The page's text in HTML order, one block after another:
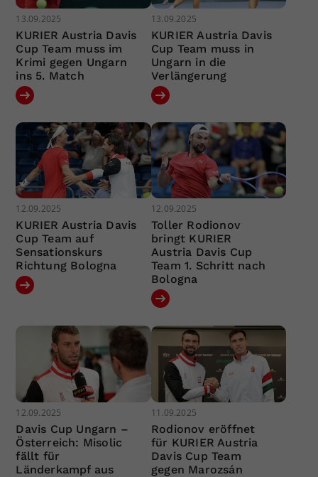
13.09.2025
KURIER Austria Davis
Cup Team muss im
Krimi gegen Ungarn
ins 5. Match
13.09.2025
KURIER Austria Davis
Cup Team muss in
Ungarn in die
Verlängerung
12.09.2025
KURIER Austria Davis
Cup Team auf
Sensationskurs
Richtung Bologna
12.09.2025
Toller Rodionov
bringt KURIER
Austria Davis Cup
Team 1. Schritt nach
Bologna
12.09.2025
Davis Cup Ungarn –
Österreich: Misolic
fällt für
Länderkampf aus
11.09.2025
Rodionov eröffnet
für KURIER Austria
Davis Cup Team
gegen Marozsán